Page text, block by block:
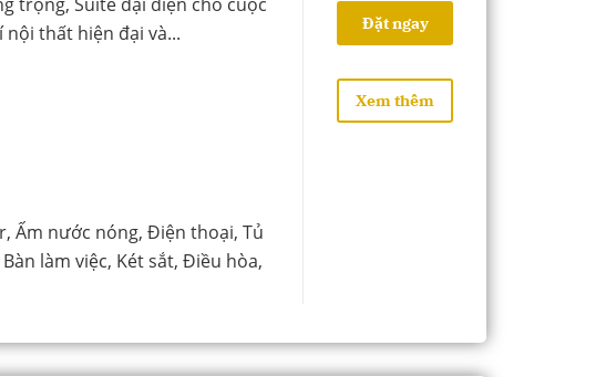
thất hiện đại và...
Ấm nước nóng, Điện thoại, Tủ
làm việc, Két sắt, Điều hòa,
Đặt ngay
Xem thêm